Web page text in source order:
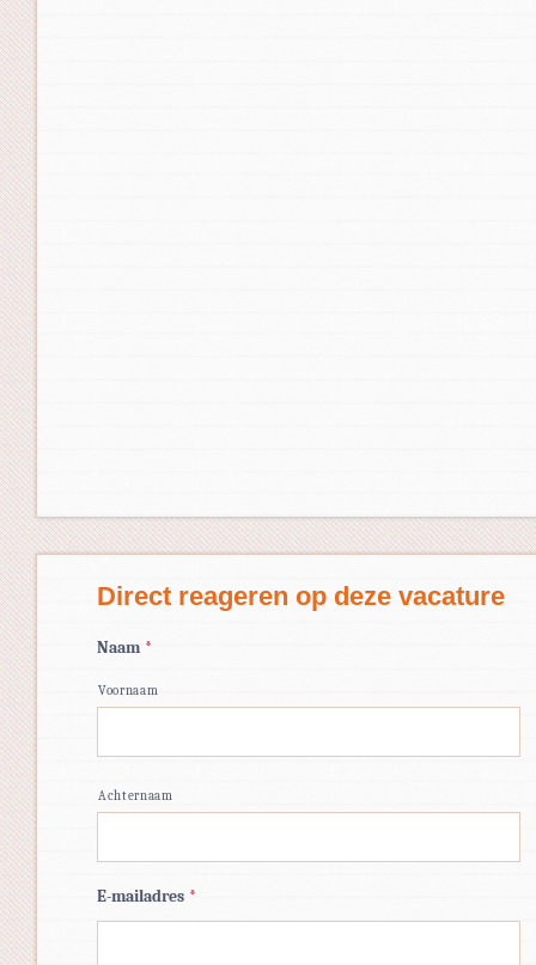
Direct reageren op deze vacature
Naam *
Voornaam
Achternaam
E-mailadres *